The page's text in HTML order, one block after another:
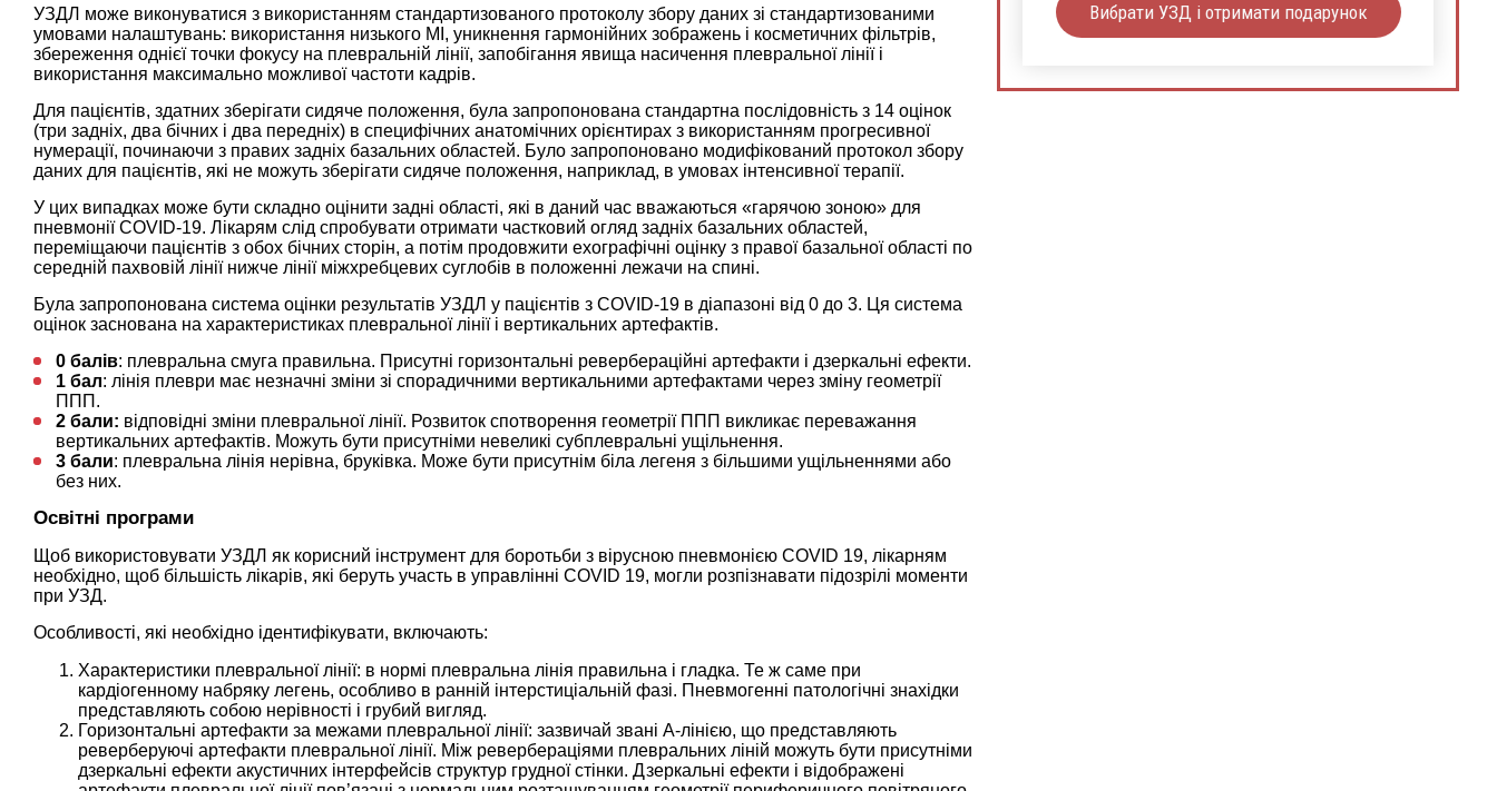
УЗДЛ може виконуватися з використанням стандартизованого протоколу збору даних зі стандартизованими
умовами налаштувань: використання низького MI, уникнення гармонійних зображень і косметичних фільтрів,
збереження однієї точки фокусу на плевральній лінії, запобігання явища насичення плевральної лінії і
використання максимально можливої ​​частоти кадрів.
Для пацієнтів, здатних зберігати сидяче положення, була запропонована стандартна послідовність з 14 оцінок
(три задніх, два бічних і два передніх) в специфічних анатомічних орієнтирах з використанням прогресивної
нумерації, починаючи з правих задніх базальних областей. Було запропоновано модифікований протокол збору
даних для пацієнтів, які не можуть зберігати сидяче положення, наприклад, в умовах інтенсивної терапії.
У цих випадках може бути складно оцінити задні області, які в даний час вважаються «гарячою зоною» для
пневмонії COVID-19. Лікарям слід спробувати отримати частковий огляд задніх базальних областей,
переміщаючи пацієнтів з обох бічних сторін, а потім продовжити ехографічні оцінку з правої базальної області по
середній пахвовій лінії нижче лінії міжхребцевих суглобів в положенні лежачи на спині.
Була запропонована система оцінки результатів УЗДЛ у пацієнтів з COVID-19 в діапазоні від 0 до 3. Ця система
оцінок заснована на характеристиках плевральної лінії і вертикальних артефактів.
0 балів: плевральна смуга правильна. Присутні горизонтальні ревербераційні артефакти і дзеркальні ефекти.
1 бал: лінія плеври має незначні зміни зі спорадичними вертикальними артефактами через зміну геометрії
ППП.
2 бали: відповідні зміни плевральної лінії. Розвиток спотворення геометрії ППП викликає переважання
вертикальних артефактів. Можуть бути присутніми невеликі субплевральні ущільнення.
3 бали: плевральна лінія нерівна, бруківка. Може бути присутнім біла легеня з більшими ущільненнями або
без них.
Освітні програми
Щоб використовувати УЗДЛ як корисний інструмент для боротьби з вірусною пневмонією COVID 19, лікарням
необхідно, щоб більшість лікарів, які беруть участь в управлінні COVID 19, могли розпізнавати підозрілі моменти
при УЗД.
Особливості, які необхідно ідентифікувати, включають:
Характеристики плевральної лінії: в нормі плевральна лінія правильна і гладка. Те ж саме при
кардіогенному набряку легень, особливо в ранній інтерстиціальній фазі. Пневмогенні патологічні знахідки
представляють собою нерівності і грубий вигляд.
Горизонтальні артефакти за межами плевральної лінії: зазвичай звані А-лінією, що представляють
реверберуючі артефакти плевральної лінії. Між ревербераціями плевральних ліній можуть бути присутніми
дзеркальні ефекти акустичних інтерфейсів структур грудної стінки. Дзеркальні ефекти і відображені
Вибрати УЗД і отримати подарунок